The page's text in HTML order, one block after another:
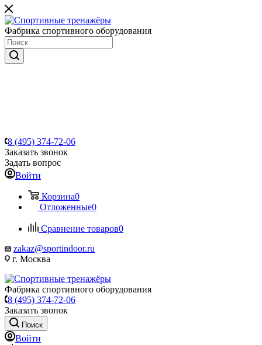
Фабрика спортивного оборудования
8 (495) 374-72-06
Заказать звонок
Задать вопрос
Войти
Корзина0
Отложенные0
Сравнение товаров0
zakaz@sportindoor.ru
г. Москва
Фабрика спортивного оборудования
8 (495) 374-72-06
Заказать звонок
Поиск
Войти